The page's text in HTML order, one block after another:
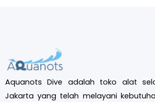
Aquanots Dive adalah toko alat
Jakarta yang telah melayani